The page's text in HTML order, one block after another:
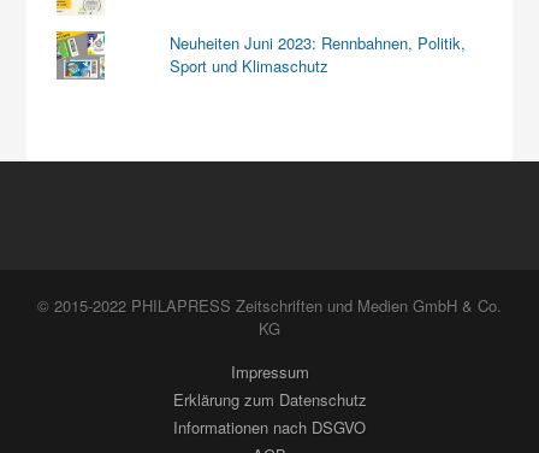
Neuheiten Juni 2023: Rennbahnen, Politik,
Sport und Klimaschutz
© 2015-2022 PHILAPRESS Zeitschriften und Medien GmbH & Co.
KG
Impressum
Erklärung zum Datenschutz
Informationen nach DSGVO